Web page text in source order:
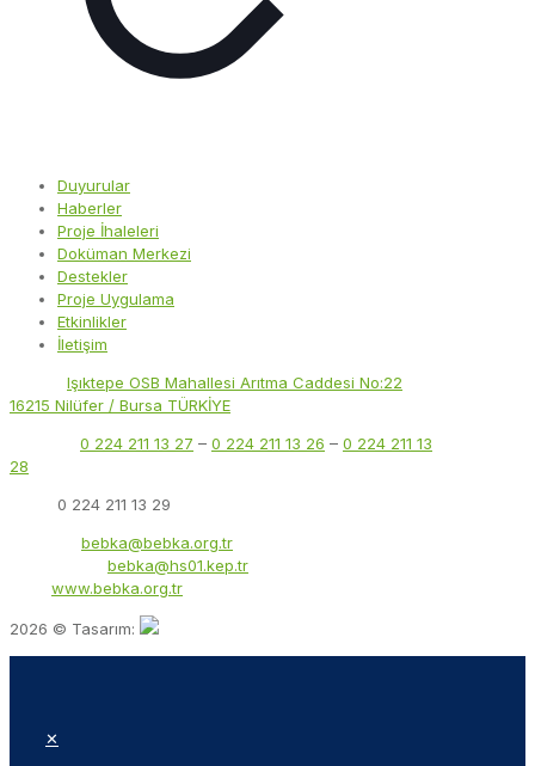
Duyurular
Haberler
Proje İhaleleri
Doküman Merkezi
Destekler
Proje Uygulama
Etkinlikler
İletişim
Işıktepe OSB Mahallesi Arıtma Caddesi No:22
16215 Nilüfer / Bursa TÜRKİYE
0 224 211 13 27 – 0 224 211 13 26 – 0 224 211 13
28
0 224 211 13 29
bebka@bebka.org.tr
bebka@hs01.kep.tr
www.bebka.org.tr
2026 © Tasarım:
✕